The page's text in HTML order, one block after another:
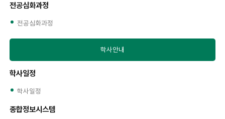
전공심화과정
전공심화과정
학사안내
학사일정
학사일정
종합정보시스템